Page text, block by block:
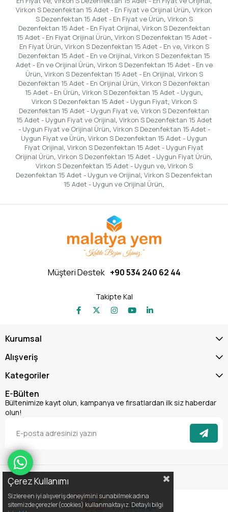
Virkon S Dezenfektan 15 Adet - En Fiyat ve Orijinal Ürün, Virkon
S Dezenfektan 15 Adet - En Fiyat ve Ürün, Virkon S
Dezenfektan 15 Adet - En Fiyat Orijinal, Virkon S Dezenfektan
15 Adet - En Fiyat Orijinal Ürün, Virkon S Dezenfektan 15 Adet -
En Fiyat Ürün, Virkon S Dezenfektan 15 Adet - En ve, Virkon S
Dezenfektan 15 Adet - En ve Orijinal, Virkon S Dezenfektan 15
Adet - En ve Orijinal Ürün, Virkon S Dezenfektan 15 Adet - En ve
Ürün, Virkon S Dezenfektan 15 Adet - En Orijinal, Virkon S
Dezenfektan 15 Adet - En Orijinal Ürün, Virkon S Dezenfektan
15 Adet - En Ürün, Virkon S Dezenfektan 15 Adet - Uygun,
Virkon S Dezenfektan 15 Adet - Uygun Fiyat, Virkon S
Dezenfektan 15 Adet - Uygun Fiyat ve, Virkon S Dezenfektan
15 Adet - Uygun Fiyat ve Orijinal, Virkon S Dezenfektan 15 Adet
- Uygun Fiyat ve Orijinal Ürün, Virkon S Dezenfektan 15 Adet -
Uygun Fiyat ve Ürün, Virkon S Dezenfektan 15 Adet - Uygun
Fiyat Orijinal, Virkon S Dezenfektan 15 Adet - Uygun Fiyat
Orijinal Ürün, Virkon S Dezenfektan 15 Adet - Uygun Fiyat Ürün,
Virkon S Dezenfektan 15 Adet - Uygun ve, Virkon S
Dezenfektan 15 Adet - Uygun ve Orijinal, Virkon S Dezenfektan
15 Adet - Uygun ve Orijinal Ürün,
Müşteri Destek +90 534 240 62 44
Takipte Kal
Kurumsal
Alışveriş
Kategoriler
E-Bülten
Bültenimize kayıt olun, kampanya ve fırsatlardan ilk siz haberdar
olun!
|
Çerez Kullanımı
Sizlere en iyi alışveriş deneyimini sunabilmek adına
sitemizde çerezler(cookies) kullanmaktayız. Detaylı bilgi